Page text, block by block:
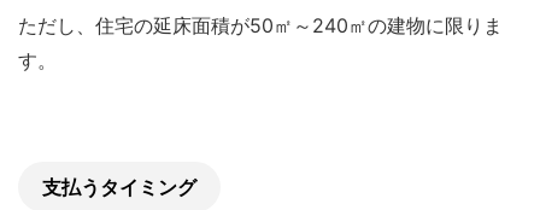
ただし、住宅の延床面積が50㎡～240㎡の建物に限りま
す。
支払うタイミング